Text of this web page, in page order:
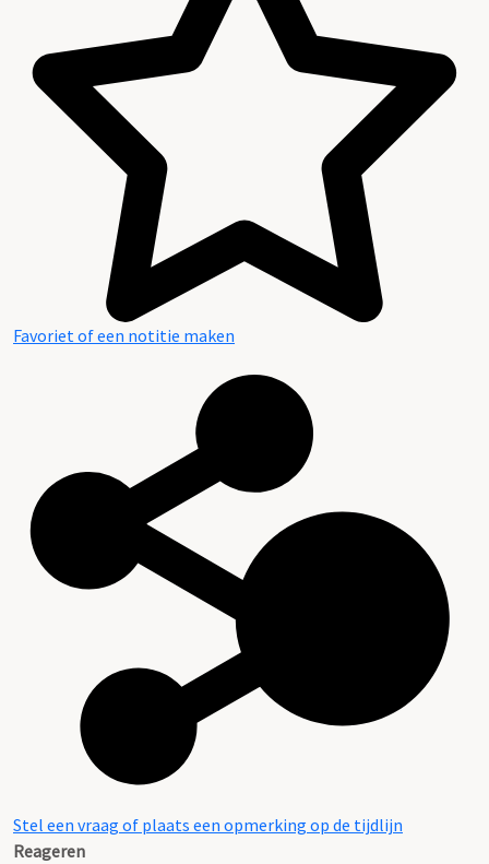
Favoriet of een notitie maken
Stel een vraag of plaats een opmerking op de tijdlijn
Reageren